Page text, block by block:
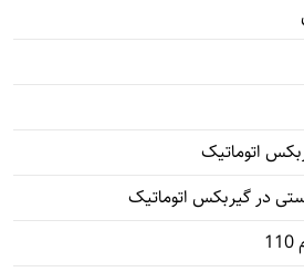
اتوماتیک
در گیربکس اتوماتیک